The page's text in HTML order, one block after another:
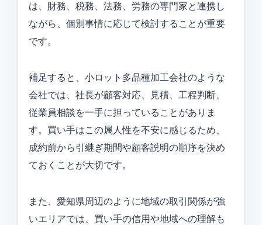
は、財務、税務、法務、労務の専門家と連携し
ながら、個別事情に応じて検討することが重要
です。
補足すると、小ロット多品種加工会社のような
会社では、社長が顧客対応、見積、工程判断、
従業員相談を一手に担っていることがありま
す。買い手はこの属人性を不安に感じるため、
成約前から引継ぎ期間や顧客説明の順序を決め
ておくことが大切です。
また、愛知県周辺のように地域の取引関係が強
いエリアでは、買い手の信用や地域への理解も